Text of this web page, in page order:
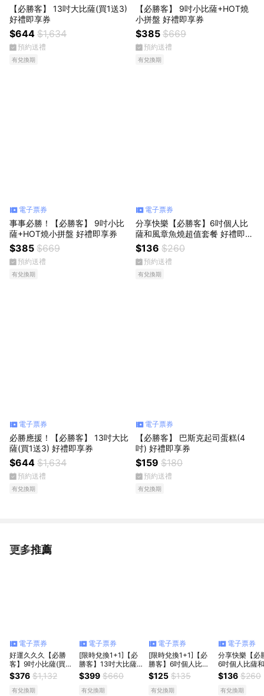
【必勝客】 13吋大比薩(買1送3)
好禮即享券
$644 $1,634
預約送禮
有兌換期
【必勝客】 9吋小比薩+HOT燒
小拼盤 好禮即享券
$385 $669
預約送禮
有兌換期
電子票券
事事必勝！【必勝客】 9吋小比
薩+HOT燒小拼盤 好禮即享券
$385 $669
預約送禮
有兌換期
電子票券
分享快樂【必勝客】6吋個人比
薩和風章魚燒超值套餐 好禮即享
券
$136 $260
預約送禮
有兌換期
電子票券
必勝應援！【必勝客】 13吋大比
薩(買1送3) 好禮即享券
$644 $1,634
預約送禮
有兌換期
電子票券
【必勝客】 巴斯克起司蛋糕(4
吋) 好禮即享券
$159 $180
預約送禮
有兌換期
更多推薦
看更多
電子票券
好運久久久【必勝
客】9吋小比薩(買小
送大)加贈1.25ml飲
料好禮即享券
$376 $1,132
有兌換期
電子票券
[限時兌換1+1]【必
勝客】13吋大比薩
(口味10選1)好禮即
享券
$399 $660
有兌換期
電子票券
[限時兌換1+1]【必
勝客】6吋個人比薩
(口味7選1)好禮即享
券
$125 $135
有兌換期
電子票券
分享快樂【必
6吋個人比薩
魚燒超值套餐
即享券
$136 $260
有兌換期